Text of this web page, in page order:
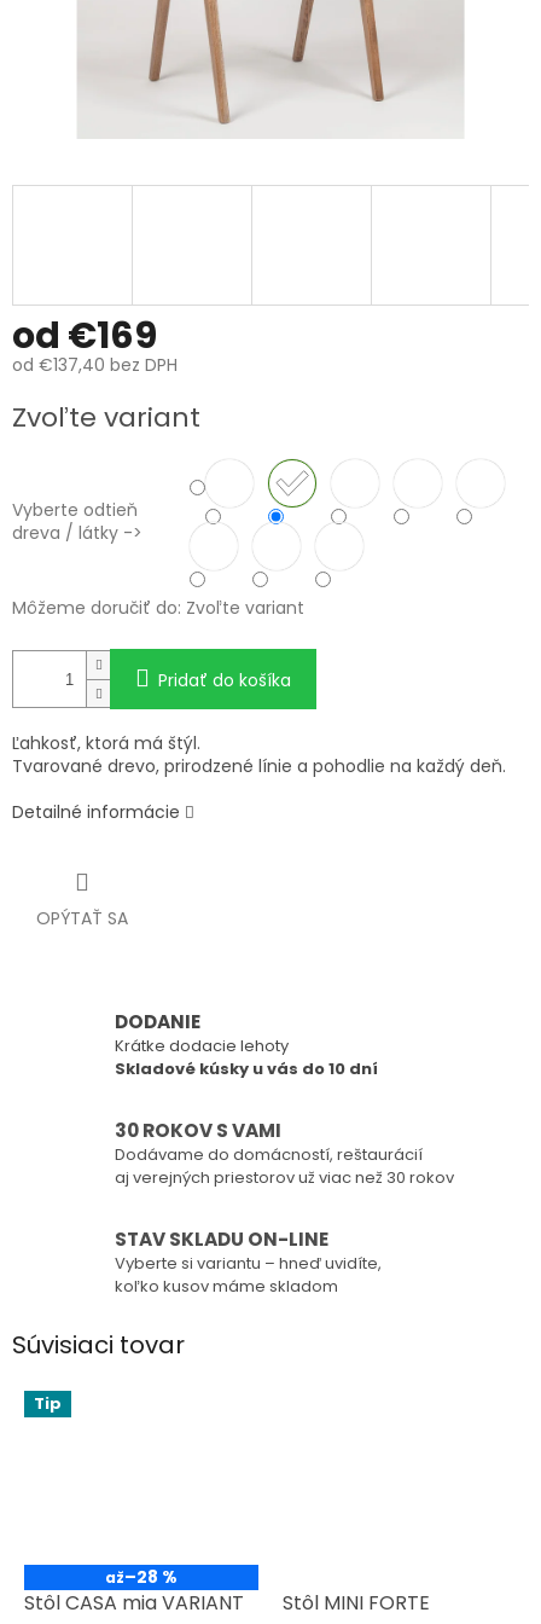
od €169
od €137,40 bez DPH
cena:
Zvoľte variant
Vyberte odtieň
dreva / látky ->
Môžeme doručiť do: Zvoľte variant
Pridať do košíka
Ľahkosť, ktorá má štýl.
Tvarované drevo, prirodzené línie a pohodlie na každý deň.
Detailné informácie
OPÝTAŤ SA
DODANIE
Krátke dodacie lehoty
Skladové kúsky u vás do 10 dní
30 ROKOV S VAMI
Dodávame do domácností, reštaurácií
aj verejných priestorov už viac než 30 rokov
STAV SKLADU ON-LINE
Vyberte si variantu – hneď uvidíte,
koľko kusov máme skladom
Súvisiaci tovar
Tip
až–28 %
Stôl CASA mia VARIANT Stôl MINI FORTE